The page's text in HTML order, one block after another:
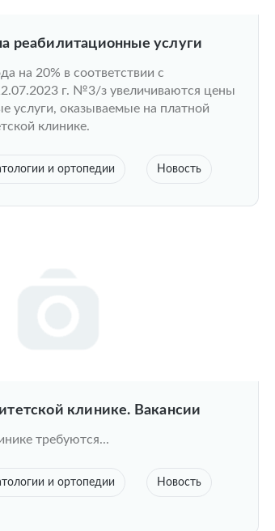
реабилитационные услуги
на 20% в соответствии с
г. №3/з увеличиваются цены
услуги, оказываемые на платной
клинике.
и ортопедии Новость
клинике. Вакансии
требуются...
и ортопедии Новость